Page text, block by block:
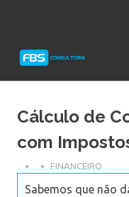
Protheus
Cálculo de
com
FINANCEIRO
Sabemos que não